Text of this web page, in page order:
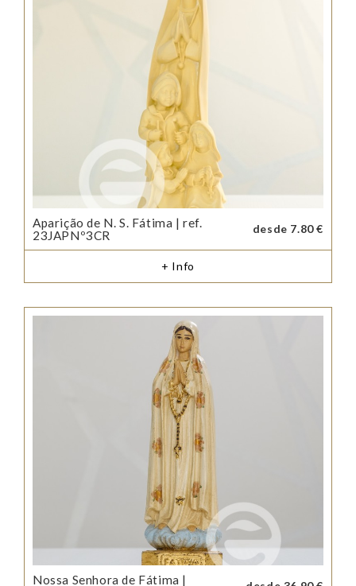
Aparição de N. S. Fátima | ref.
23JAPNº3CR
desde 7.80 €
+ Info
Nossa Senhora de Fátima |